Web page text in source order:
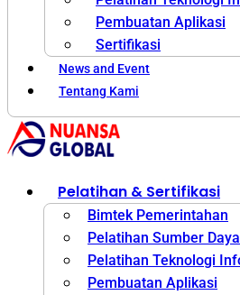
Pembuatan Aplikasi
Sertifikasi
News and Event
Tentang Kami
Pelatihan & Sertifikasi
Bimtek Pemerintahan
Pelatihan Sumber
Pelatihan Teknologi
Pembuatan Aplikasi